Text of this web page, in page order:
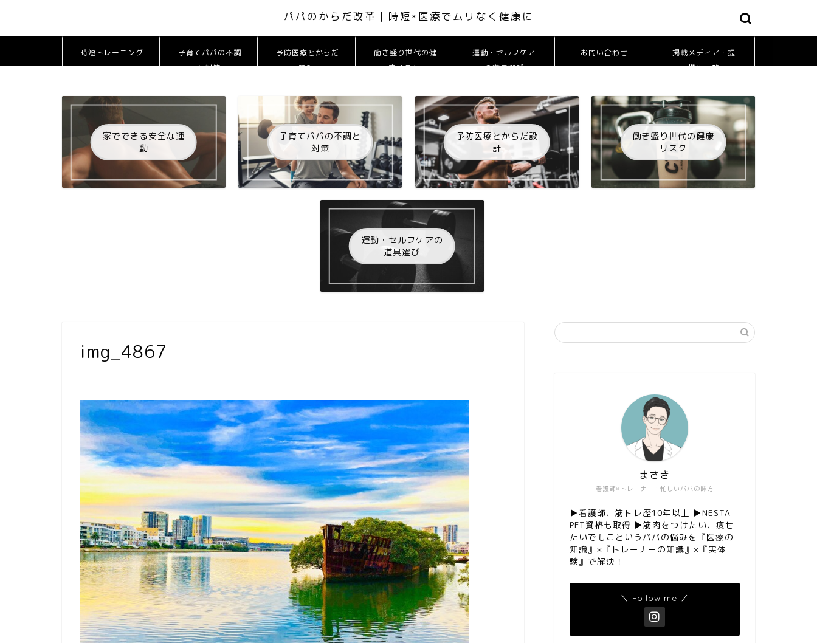
パパのからだ改革 | 時短×医療でムリなく健康に
時短トレーニング
子育てパパの不調
と対策
予防医療とからだ
設計
働き盛り世代の健
康リスク
運動・セルフケア
の道具選び
お問い合わせ
掲載メディア・提
携先一覧
家でできる安全な運
動
子育てパパの不調と
対策
予防医療とからだ設
計
働き盛り世代の健康
リスク
運動・セルフケアの
道具選び
img_4867
看護師×トレーナー！忙しいパパの味方
まさき
▶︎看護師、筋トレ歴10年以上 ▶︎NESTA
PFT資格も取得 ▶︎筋肉をつけたい、痩せ
たいでもこというパパの悩みを『医療の
知識』×『トレーナーの知識』×『実体
験』で解決！
＼ Follow me ／